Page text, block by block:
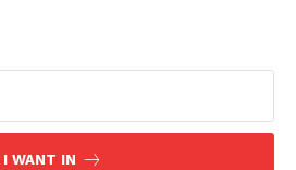
I WANT IN